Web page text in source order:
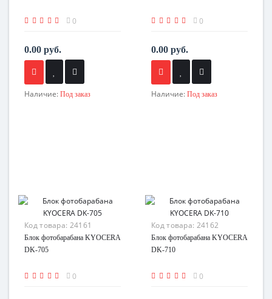
0
0.00 руб.
Наличие: Под заказ
0
0.00 руб.
Наличие: Под заказ
Код товара: 24161
Блок фотобарабана KYOCERA
DK-705
0
Код товара: 24162
Блок фотобарабана KYOCERA
DK-710
0